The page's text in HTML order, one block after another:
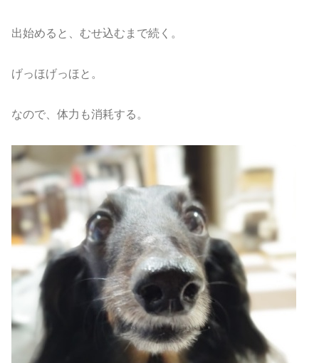
出始めると、むせ込むまで続く。
げっほげっほと。
なので、体力も消耗する。